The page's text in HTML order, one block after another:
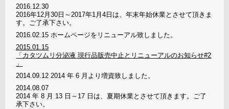
2016.12.30
2016年12月30日～2017年1月4日は、年末年始休業とさせて頂きま
す。ご了承下さい。
2016.02.15 ホームページをリニューアル致しました。
2015.01.15
「カタツムリ分泌液 現行品販売中止とリニューアルのお知らせ#2
」
2014.09.12 2014 年 6 月より増資致しました。
2014.08.07
2014 年 8 月 13 日～17 日は、夏期休業とさせて頂きます。ご了
承下さい。